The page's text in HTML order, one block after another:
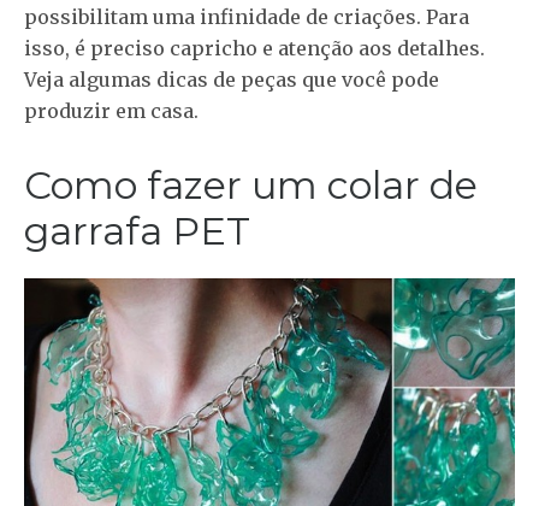
possibilitam uma infinidade de criações. Para
isso, é preciso capricho e atenção aos detalhes.
Veja algumas dicas de peças que você pode
produzir em casa.
Como fazer um colar de
garrafa PET